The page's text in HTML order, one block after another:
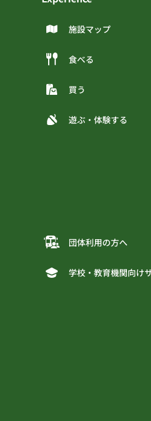
施設マップ
食べる
買う
遊ぶ・体験する
団体利用の方へ
学校・教育機関向け